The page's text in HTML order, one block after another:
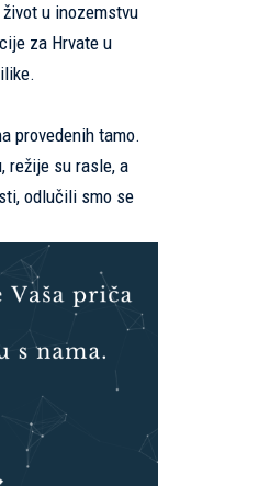
u inozemstvu
za Hrvate u
provedenih tamo.
režije su rasle, a
odlučili smo se